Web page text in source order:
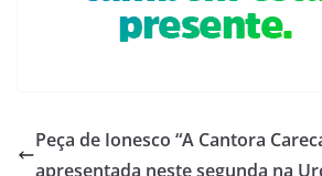
Peça de Ionesco “A Cantora
apresentada neste segunda na